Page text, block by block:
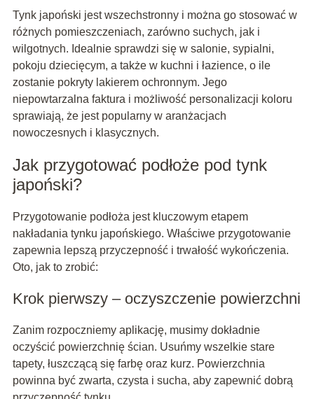
Tynk japoński jest wszechstronny i można go stosować w
różnych pomieszczeniach, zarówno suchych, jak i
wilgotnych. Idealnie sprawdzi się w salonie, sypialni,
pokoju dziecięcym, a także w kuchni i łazience, o ile
zostanie pokryty lakierem ochronnym. Jego
niepowtarzalna faktura i możliwość personalizacji koloru
sprawiają, że jest popularny w aranżacjach
nowoczesnych i klasycznych.
Jak przygotować podłoże pod tynk
japoński?
Przygotowanie podłoża jest kluczowym etapem
nakładania tynku japońskiego. Właściwe przygotowanie
zapewnia lepszą przyczepność i trwałość wykończenia.
Oto, jak to zrobić:
Krok pierwszy – oczyszczenie powierzchni
Zanim rozpoczniemy aplikację, musimy dokładnie
oczyścić powierzchnię ścian. Usuńmy wszelkie stare
tapety, łuszczącą się farbę oraz kurz. Powierzchnia
powinna być zwarta, czysta i sucha, aby zapewnić dobrą